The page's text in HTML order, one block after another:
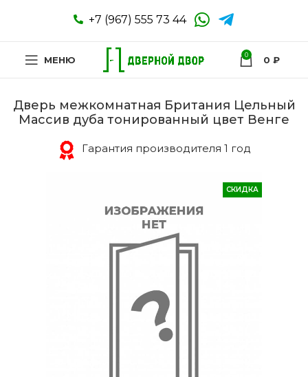
+7 (967) 555 73 44
МЕНЮ 0 0 ₽
Дверь межкомнатная Британия Цельный
Массив дуба тонированный цвет Венге
Гарантия производителя 1 год
СКИДКА